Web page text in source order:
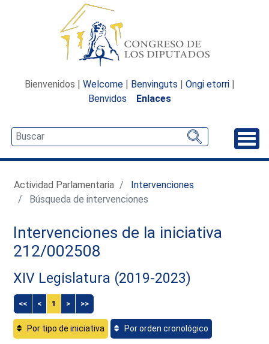
Bienvenidos | Welcome | Benvinguts | Ongi etorri |
Benvidos
Enlaces
Actividad Parlamentaria
Intervenciones
Búsqueda de intervenciones
Intervenciones de la iniciativa
212/002508
XIV Legislatura (2019-2023)
<< < 1 > >>
Por tipo de iniciativa Por orden cronológico